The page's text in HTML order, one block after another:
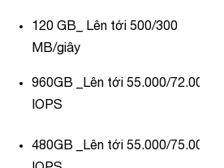
120 GB_ Lên tới 500/300
MB/giây
960GB _Lên tới 55.000/72.000
IOPS
480GB _Lên tới 55.000/75.000